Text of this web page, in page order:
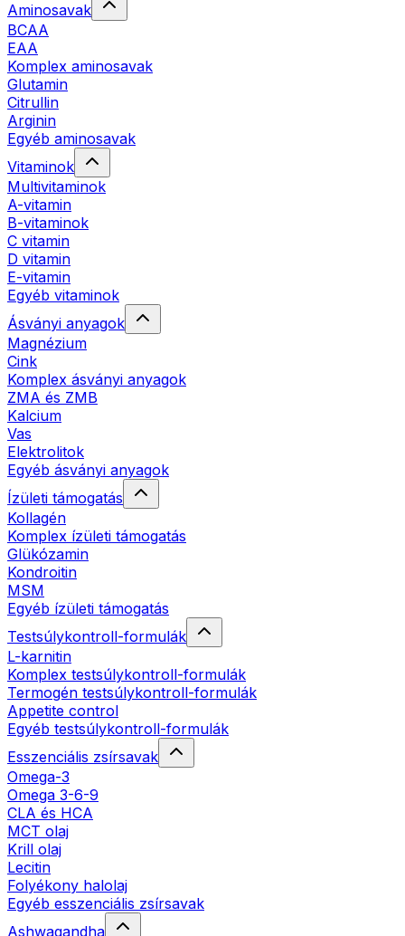
Aminosavak
BCAA
EAA
Komplex aminosavak
Glutamin
Citrullin
Arginin
Egyéb aminosavak
Vitaminok
Multivitaminok
A-vitamin
B-vitaminok
C vitamin
D vitamin
E-vitamin
Egyéb vitaminok
Ásványi anyagok
Magnézium
Cink
Komplex ásványi anyagok
ZMA és ZMB
Kalcium
Vas
Elektrolitok
Egyéb ásványi anyagok
Ízületi támogatás
Kollagén
Komplex ízületi támogatás
Glükózamin
Kondroitin
MSM
Egyéb ízületi támogatás
Testsúlykontroll-formulák
L-karnitin
Komplex testsúlykontroll-formulák
Termogén testsúlykontroll-formulák
Appetite control
Egyéb testsúlykontroll-formulák
Esszenciális zsírsavak
Omega-3
Omega 3-6-9
CLA és HCA
MCT olaj
Krill olaj
Lecitin
Folyékony halolaj
Egyéb esszenciális zsírsavak
Ashwagandha